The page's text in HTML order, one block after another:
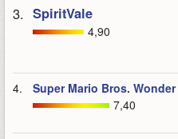
3. SpiritVale
4,90
4.
Super Mario Bros. Wonder
7,40